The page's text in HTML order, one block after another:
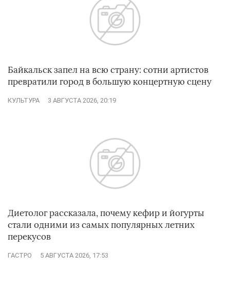
Байкальск запел на всю страну: сотни артистов
превратили город в большую концертную сцену
КУЛЬТУРА 3 АВГУСТА 2026, 20:19
Диетолог рассказала, почему кефир и йогурты
стали одними из самых популярных летних
перекусов
ГАСТРО 5 АВГУСТА 2026, 17:53